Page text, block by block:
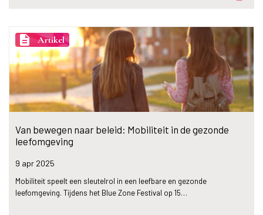
description Artikel
Van bewegen naar beleid: Mobiliteit in de gezonde
leefomgeving
9 apr 2025
Mobiliteit speelt een sleutelrol in een leefbare en gezonde
leefomgeving. Tijdens het Blue Zone Festival op 15…